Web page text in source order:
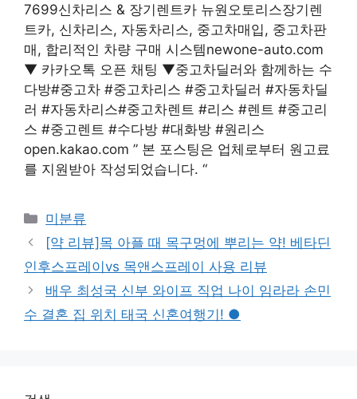
7699신차리스 & 장기렌트카 뉴원오토리스장기렌
트카, 신차리스, 자동차리스, 중고차매입, 중고차판
매, 합리적인 차량 구매 시스템newone-auto.com
▼ 카카오톡 오픈 채팅 ▼중고차딜러와 함께하는 수
다방#중고차 #중고차리스 #중고차딜러 #자동차딜
러 #자동차리스#중고차렌트 #리스 #렌트 #중고리
스 #중고렌트 #수다방 #대화방 #원리스
open.kakao.com ” 본 포스팅은 업체로부터 원고료
를 지원받아 작성되었습니다. “
Categories
미분류
[약 리뷰]목 아플 때 목구멍에 뿌리는 약! 베타딘
인후스프레이vs 목앤스프레이 사용 리뷰
배우 최성국 신부 와이프 직업 나이 임라라 손민
수 결혼 집 위치 태국 신혼여행기! ●